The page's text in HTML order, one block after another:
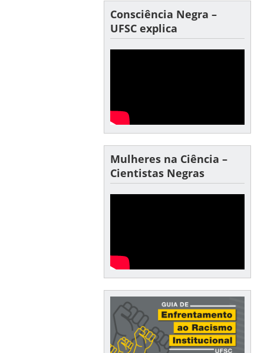
Consciência Negra –
UFSC explica
Mulheres na Ciência –
Cientistas Negras